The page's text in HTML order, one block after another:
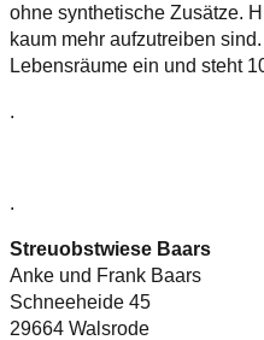
ohne synthetische Zusätze.
kaum mehr aufzutreiben
Lebensräume ein und steht
.
.
Streuobstwiese Baars
Anke und Frank Baars
Schneeheide 45
29664 Walsrode